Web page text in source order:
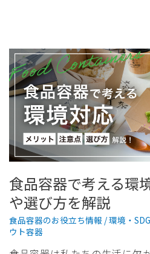
食品容器で考える環
や選び方を解説
食品容器のお役立ち情報 /環境・
ウト容器